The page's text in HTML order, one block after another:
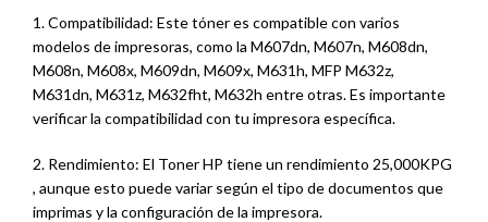
1. Compatibilidad: Este tóner es compatible con varios
modelos de impresoras, como la M607dn, M607n, M608dn,
M608n, M608x, M609dn, M609x, M631h, MFP M632z,
M631dn, M631z, M632fht, M632h entre otras. Es importante
verificar la compatibilidad con tu impresora específica.
2. Rendimiento: El Toner HP tiene un rendimiento 25,000KPG
, aunque esto puede variar según el tipo de documentos que
imprimas y la configuración de la impresora.